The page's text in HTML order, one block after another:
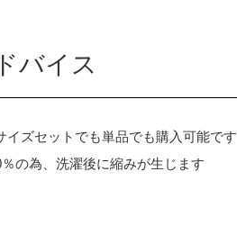
バイス
イズセットでも単品でも購入可能です
の為、洗濯後に縮みが生じます